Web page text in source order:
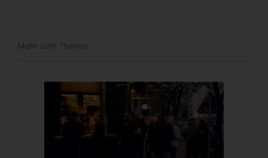
Mehr zum Thema